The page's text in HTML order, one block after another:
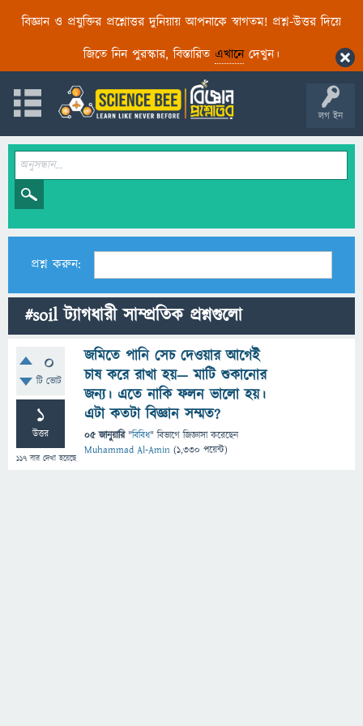
বিজ্ঞান ও প্রযুক্তির প্রশ্নোত্তর দুনিয়ায় আপনাকে স্বাগতম! প্রশ্ন-উত্তর দিয়ে
জিতে নিন পুরস্কার, বিস্তারিত এখানেদেখুন।
লগ ইন
প্রশ্ন করুন:
#soil ট্যাগধারী সাম্প্রতিক প্রশ্নগুলো
0
টি ভোট
1
উত্তর
117 বার দেখা হয়েছে
জমিতে পানি সেচ দেওয়ার আগেই
চাষ করে রাখা হয়— মাটি শুকানোর
জন্য। এতে নাকি ফলন ভালো হয়।
এটা কতটা বিজ্ঞান সম্মত?
05 জানুয়ারি "বিবিধ" বিভাগে জিজ্ঞাসাকরেছেন
Muhammad Al-Amin (1,330 পয়েন্ট)